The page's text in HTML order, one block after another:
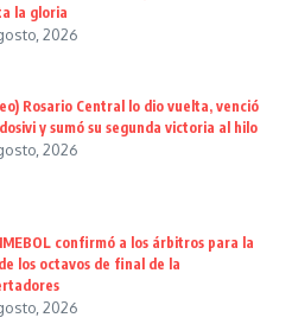
la gloria
2026
Rosario Central lo dio vuelta, venció
y sumó su segunda victoria al hilo
2026
confirmó a los árbitros para la
los octavos de final de la
2026